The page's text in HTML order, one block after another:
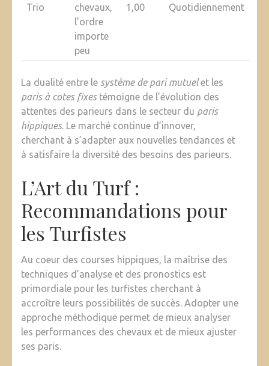
Trio
chevaux,
l’ordre
importe
peu
1,00 Quotidiennement
La dualité entre le système de pari mutuelet les
paris à cotes fixestémoigne de l’évolution des
attentes des parieurs dans le secteur du paris
hippiques. Le marché continue d’innover,
cherchant à s’adapter aux nouvelles tendances et
à satisfaire la diversité des besoins des parieurs.
L’Art du Turf :
Recommandations pour
les Turfistes
Au coeur des courses hippiques, la maîtrise des
techniques d’analyse et des pronostics est
primordiale pour les turfistes cherchant à
accroître leurs possibilités de succès. Adopter une
approche méthodique permet de mieux analyser
les performances des chevaux et de mieux ajuster
ses paris.